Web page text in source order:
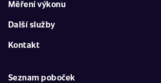
Měření výkonu
Další služby
Kontakt
Seznam poboček